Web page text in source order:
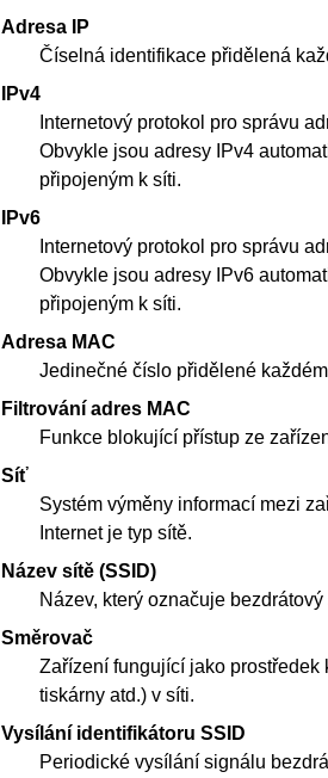
Adresa
IP
Číselná identifikace přidělená
IPv4
Internetový protokol pro správu
Obvykle jsou adresy IPv4
připojeným k síti.
IPv6
Internetový protokol pro správu
Obvykle jsou adresy IPv6
připojeným k síti.
Adresa MAC
Jedinečné číslo přidělené
Filtrování adres MAC
Funkce blokující přístup ze
Síť
Systém výměny informací mezi
Internet je typ sítě.
Název sítě (SSID)
Název, který označuje
Směrovač
Zařízení fungující jako prostředek
tiskárny atd.) v síti.
Vysílání identifikátoru SSID
Periodické vysílání signálu